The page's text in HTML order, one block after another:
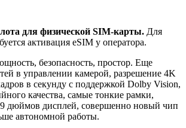
для физической SIM-карты. Для
активация eSIM у оператора.
безопасность, простор. Еще
в управлении камерой, разрешение 4K
в секунду с поддержкой Dolby Vision,
качества, самые тонкие рамки,
дюймов дисплей, совершенно новый чип
автономной работы.